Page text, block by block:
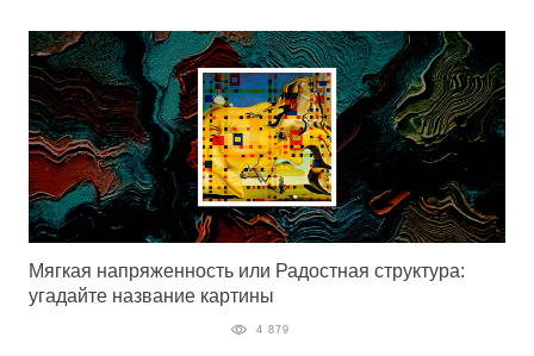
Мягкая напряженность или Радостная структура:
угадайте название картины
4 879